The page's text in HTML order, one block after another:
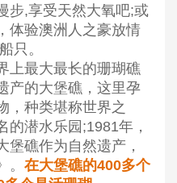
步,享受天然大氧吧;或
体验澳洲人之豪放情
只。
上最大最长的珊瑚礁
产的大堡礁，这里孕
，种类堪称世界之
的潜水乐园;1981年，
堡礁作为自然遗产，
在大堡礁的400多个